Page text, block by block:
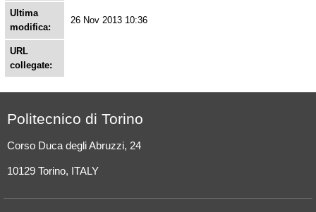
Ultima
modifica:
26 Nov 2013 10:36
URL
collegate:
Politecnico di Torino
Corso Duca degli Abruzzi, 24
10129 Torino, ITALY